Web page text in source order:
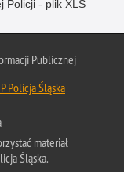
Policji - plik XLS
Publicznej
Policja Śląska
materiał
Śląska.